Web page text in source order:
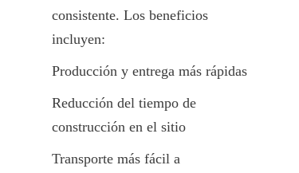
consistente. Los beneficios
incluyen:
Producción y entrega más rápidas
Reducción del tiempo de
construcción en el sitio
Transporte más fácil a